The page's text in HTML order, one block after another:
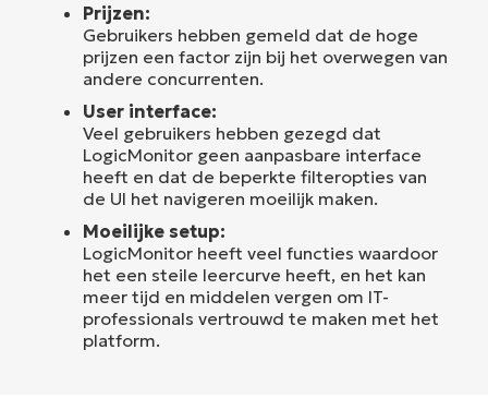
Prijzen:
Gebruikers hebben gemeld dat de hoge
prijzen een factor zijn bij het overwegen van
andere concurrenten.
User interface:
Veel gebruikers hebben gezegd dat
LogicMonitor geen aanpasbare interface
heeft en dat de beperkte filteropties van
de UI het navigeren moeilijk maken.
Moeilijke setup:
LogicMonitor heeft veel functies waardoor
het een steile leercurve heeft, en het kan
meer tijd en middelen vergen om IT-
professionals vertrouwd te maken met het
platform.